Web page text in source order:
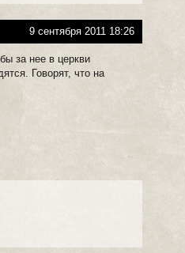
9 сентября 2011 18:26
за нее в церкви
Говорят, что на